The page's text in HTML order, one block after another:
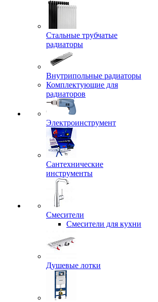
Стальные трубчатые
радиаторы
Внутрипольные радиаторы
Комплектующие для
радиаторов
Электроинструмент
Сантехнические
инструменты
Смесители
Смесители для кухни
Душевые лотки